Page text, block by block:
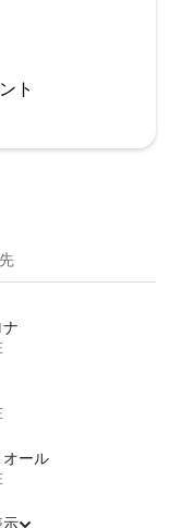
ト
ール
示